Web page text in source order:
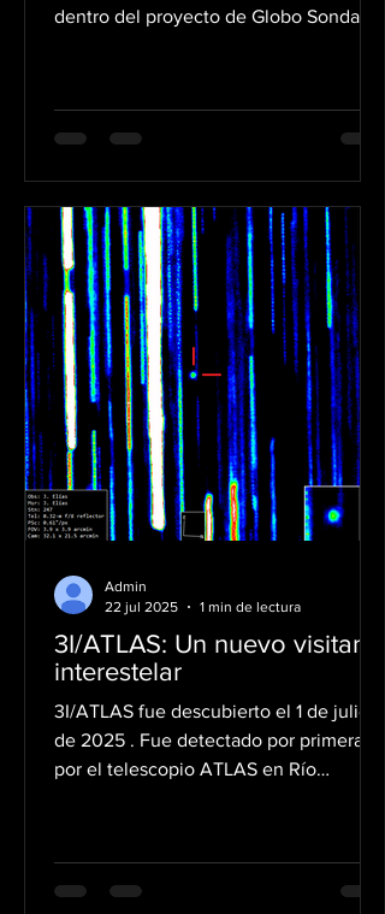
dentro del proyecto de Globo Sonda
agosto de 2026. Esta fecha fue
prácticamente las mismas condiciones
geométricas previstas para el día del
eclipse, lo que permitía ensayar en
condiciones muy similares a las reales.
La sonda incorporaba nuevos si
3I/ATLAS: Un nuevo visitante
interestelar
3I/ATLAS fue descubierto el 1 de julio
de 2025 . Fue detectado por primera
por el telescopio ATLAS en Río
Admin
22 jul 2025
1 min de lectura